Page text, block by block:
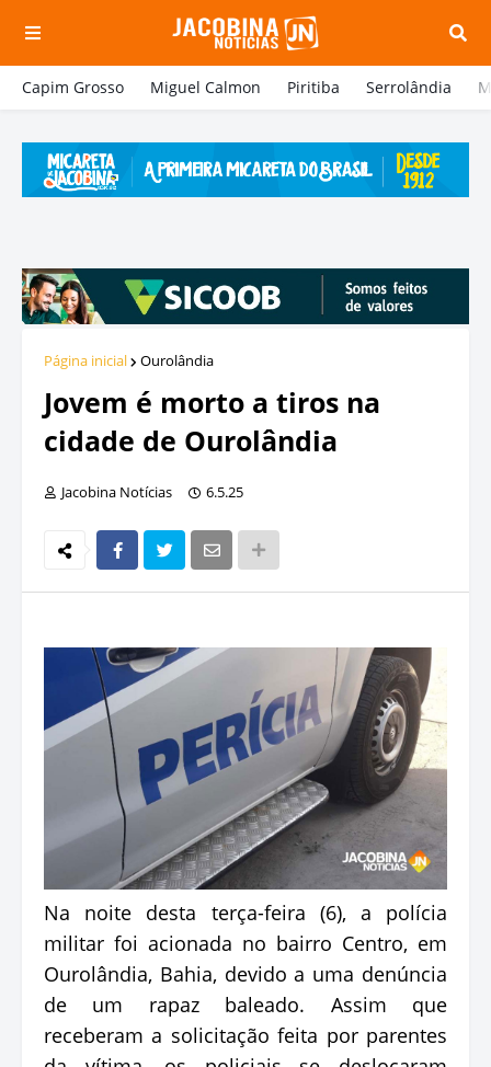
Capim Grosso Miguel Calmon Piritiba Serrolândia
Página inicial Ourolândia
Jovem é morto a tiros na
cidade de Ourolândia
Jacobina Notícias 6.5.25
Na noite desta terça-feira (6), a polícia
militar foi acionada no bairro Centro, em
Ourolândia, Bahia, devido a uma denúncia
de um rapaz baleado. Assim que
receberam a solicitação feita por parentes